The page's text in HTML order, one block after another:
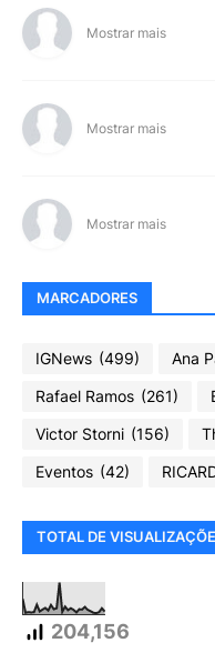
Mostrar mais
Mostrar mais
Mostrar mais
MARCADORES
IGNews (499) Ana
Rafael Ramos (261)
Victor Storni (156)
Eventos (42)
TOTAL DE
204,156